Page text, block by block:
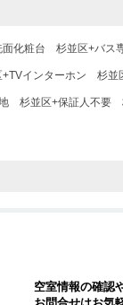
化粧台 杉並区+バス
インターホン 杉並
杉並区+保証人不要
空室情報の確認